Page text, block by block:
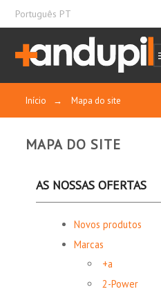
Português PT
Início → Mapa do site
MAPA DO SITE
AS NOSSAS OFERTAS
Novos produtos
Marcas
+a
2-Power